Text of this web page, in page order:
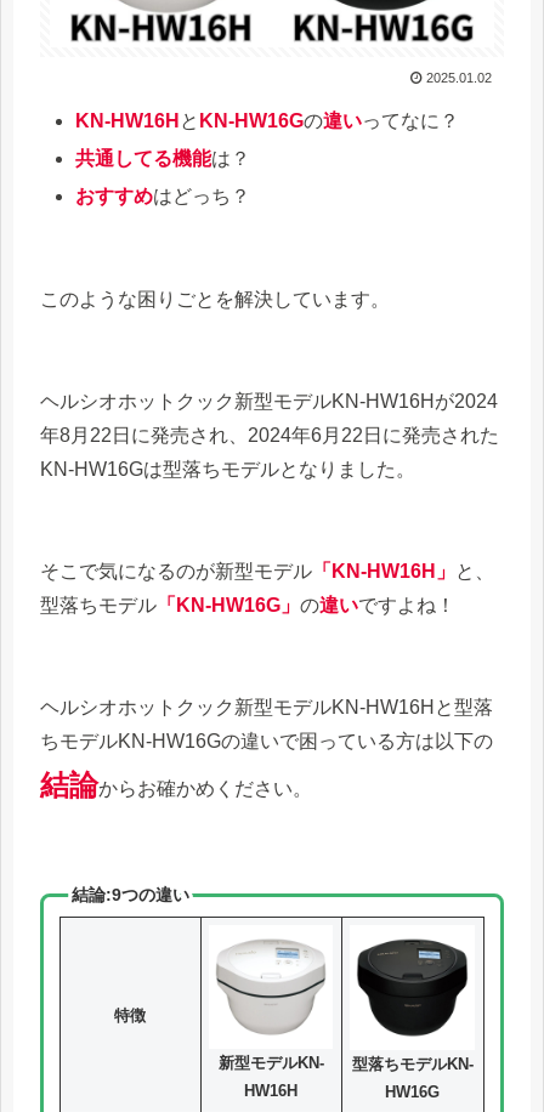
2025.01.02
KN-HW16H と KN-HW16Gの違いってなに？
共通してる機能は？
おすすめはどっち？
このような困りごとを解決しています。
ヘルシオホットクック新型モデルKN-HW16Hが2024
年8月22日に発売され、2024年6月22日に発売された
KN-HW16Gは型落ちモデルとなりました。
そこで気になるのが新型モデル 「KN-HW16H」 と、
型落ちモデル 「KN-HW16G」 の違いですよね！
ヘルシオホットクック新型モデルKN-HW16Hと型落
ちモデルKN-HW16Gの違いで困っている方は以下の
結論からお確かめください。
結論:9つの違い
特徴
新型モデルKN-
HW16H
型落ちモデルKN-
HW16G